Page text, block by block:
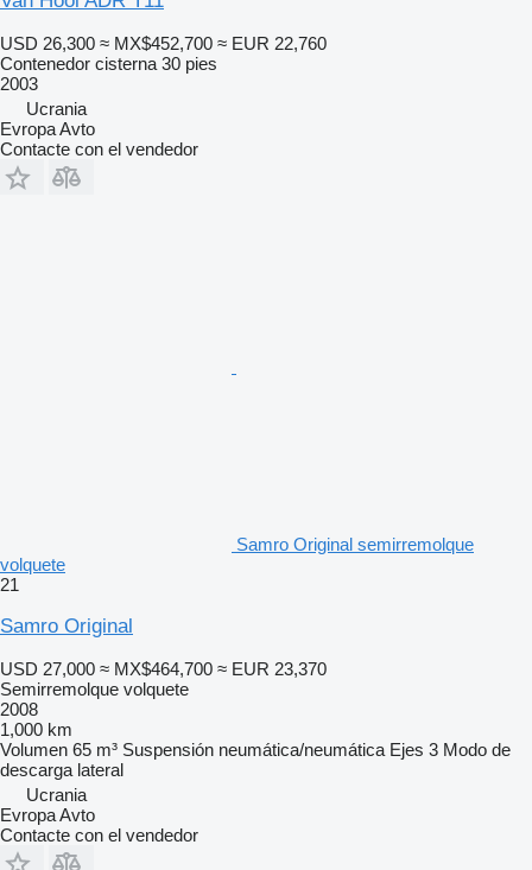
USD 26,300 ≈ MX$452,700 ≈ EUR 22,760
Contenedor cisterna 30 pies
2003
Ucrania
Evropa Avto
Contacte con el vendedor
Samro Original semirremolque
volquete
21
Samro Original
USD 27,000 ≈ MX$464,700 ≈ EUR 23,370
Semirremolque volquete
2008
1,000 km
Volumen 65 m³ Suspensión neumática/neumática Ejes 3 Modo de
descarga lateral
Ucrania
Evropa Avto
Contacte con el vendedor